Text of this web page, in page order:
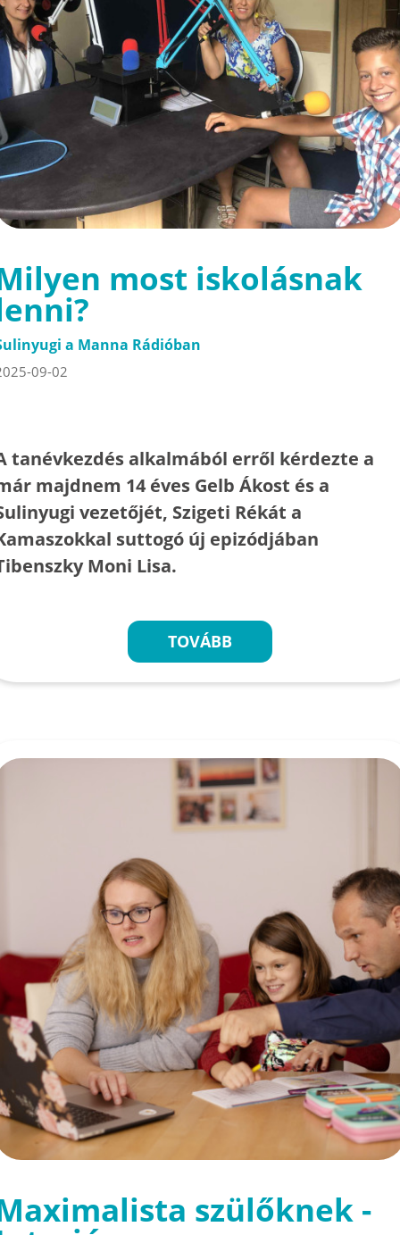
most iskolásnak
a Manna Rádióban
09-02
tanévkezdés alkalmából erről kérdezte a
majdnem 14 éves Gelb Ákost és a
vezetőjét, Szigeti Rékát a
suttogó új epizódjában
Moni Lisa.
TOVÁBB
szülőknek -